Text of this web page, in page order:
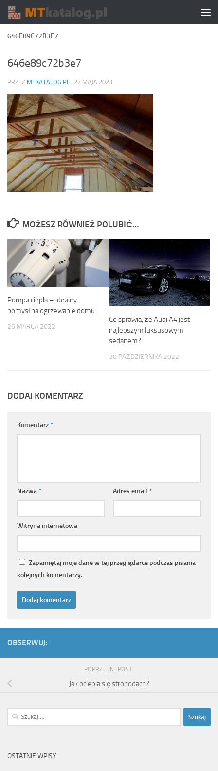
Skip to content
646E89C72B3E7
646e89c72b3e7
PRZEZ MTKATALOG.PL · 27 MAJA 2023
MOŻESZ RÓWNIEŻ POLUBIĆ…
Pompa ciepła – idealny
pomysł na ogrzewanie domu
26 MARCA 2022
Co sprawia, że Audi A4 jest
najlepszym luksusowym
sedanem?
30 PAŹDZIERNIKA 2022
DODAJ KOMENTARZ
Komentarz*
Nazwa* Adres email *
Witryna internetowa
Zapamiętaj moje dane w tej przeglądarce podczas pisania
kolejnych komentarzy.
OBSERWUJ:
POPRZEDNI POST
Jak ociepla się stropodach?
Szukaj:
OSTATNIE WPISY